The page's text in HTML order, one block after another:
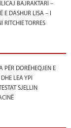
BAJRAKTARI –
E DASHUR LISA – I
RITCHIE TORRES
PËR DORËHEQJEN E
LEA YPI
SJELLIN